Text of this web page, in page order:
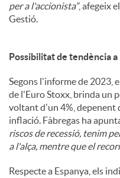
per a l'accionista”, afegeix
Gestió.
Possibilitat de tendència a
Segons l'informe de 2023,
de l'Euro Stoxx, brinda un
voltant d'un 4%, depenent
inflació. Fàbregas ha
riscos de recessió, tenim
a l'alça, mentre que el
Respecte a Espanya, els